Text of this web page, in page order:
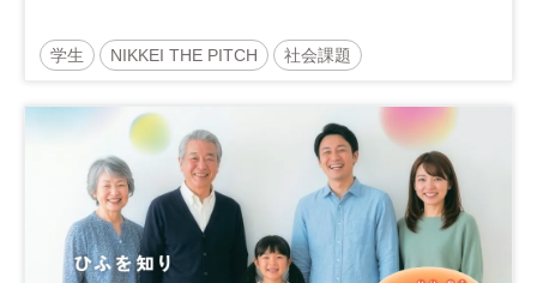
学生 NIKKEI THE PITCH 社会課題
サステナビリティ 参加無料